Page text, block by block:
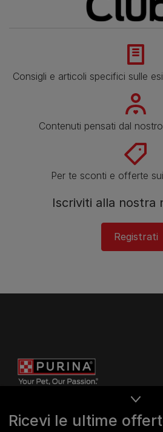
Consigli e articoli specifici sulle
Contenuti pensati dal
Per te sconti e offerte
Iscriviti alla nostra
Registrati
Ricevi le ultime